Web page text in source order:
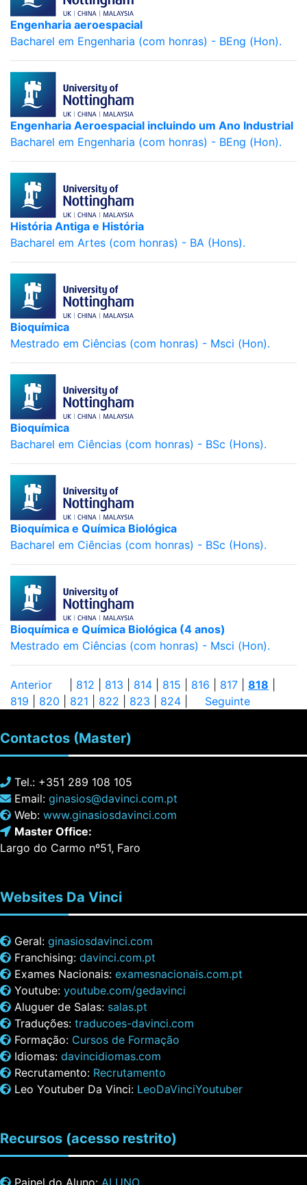
Engenharia aeroespacial
Bacharel em Engenharia (com honras) - BEng (Hon).
Engenharia Aeroespacial incluindo um Ano Industrial
Bacharel em Engenharia (com honras) - BEng (Hon).
História Antiga e História
Bacharel em Artes (com honras) - BA (Hons).
Bioquímica
Mestrado em Ciências (com honras) - Msci (Hon).
Bioquímica
Bacharel em Ciências (com honras) - BSc (Hons).
Bioquímica e Química Biológica
Bacharel em Ciências (com honras) - BSc (Hons).
Bioquímica e Química Biológica (4 anos)
Mestrado em Ciências (com honras) - Msci (Hon).
Anterior 812 813 814 815 816 817 818
819
820 821 822 823 824 Seguinte
Contactos (Master)
Tel.: +351 289 108 105
Email: ginasios@davinci.com.pt
Web: www.ginasiosdavinci.com
Master Office:
Largo do Carmo nº51, Faro
Websites Da Vinci
Geral: ginasiosdavinci.com
Franchising: davinci.com.pt
Exames Nacionais: examesnacionais.com.pt
Youtube: youtube.com/gedavinci
Aluguer de Salas: salas.pt
Traduções: traducoes-davinci.com
Formação: Cursos de Formação
Idiomas: davincidiomas.com
Recrutamento: Recrutamento
Leo Youtuber Da Vinci: LeoDaVinciYoutuber
Recursos (acesso restrito)
Painel do Aluno: ALUNO